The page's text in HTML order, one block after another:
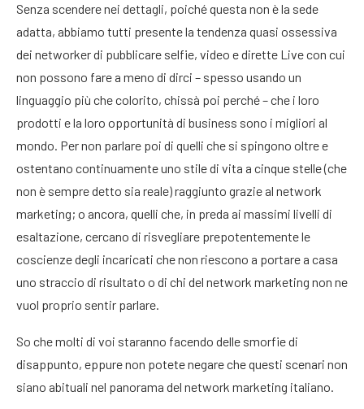
Senza scendere nei dettagli, poiché questa non è la sede
adatta, abbiamo tutti presente la tendenza quasi ossessiva
dei networker di pubblicare selfie, video e dirette Live con cui
non possono fare a meno di dirci – spesso usando un
linguaggio più che colorito, chissà poi perché – che i loro
prodotti e la loro opportunità di business sono i migliori al
mondo. Per non parlare poi di quelli che si spingono oltre e
ostentano continuamente uno stile di vita a cinque stelle (che
non è sempre detto sia reale) raggiunto grazie al network
marketing; o ancora, quelli che, in preda ai massimi livelli di
esaltazione, cercano di risvegliare prepotentemente le
coscienze degli incaricati che non riescono a portare a casa
uno straccio di risultato o di chi del network marketing non ne
vuol proprio sentir parlare.
So che molti di voi staranno facendo delle smorfie di
disappunto, eppure non potete negare che questi scenari non
siano abituali nel panorama del network marketing italiano.